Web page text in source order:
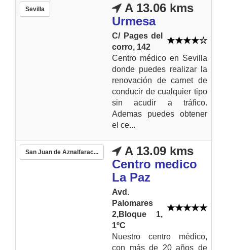
Sevilla
A 13.06 kms
Urmesa
C/ Pages del
corro, 142
Centro médico en Sevilla
donde puedes realizar la
renovación de carnet de
conducir de cualquier tipo
sin acudir a tráfico.
Ademas puedes obtener
el ce...
San Juan de Aznalfarac...
A 13.09 kms
Centro medico
La Paz
Avd.
Palomares
2,Bloque 1,
1ºC
Nuestro centro médico,
con más de 20 años de